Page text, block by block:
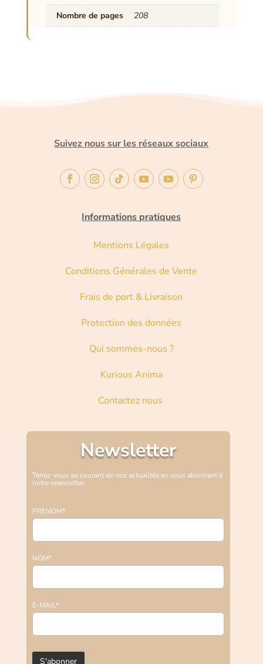
Nombre de pages
208
Suivez nous sur les réseaux sociaux
Informations pratiques
Mentions Légales
Conditions Générales de Vente
Frais de port & Livraison
Protection des données
Qui sommes-nous ?
Kurious Anima
Contactez nous
Newsletter
Tenez-vous au courant de nos actualités en vous abonnant à
notre newsletter.
PRENOM*
NOM*
E-MAIL*